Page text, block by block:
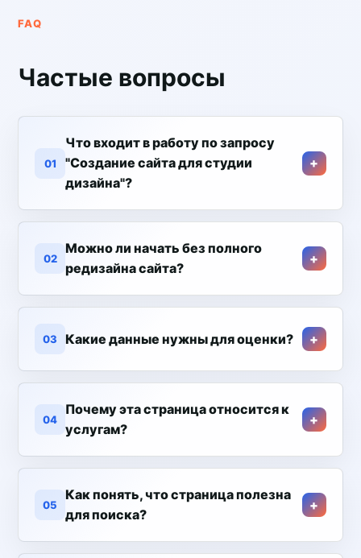
FAQ
Частые вопросы
01
Что входит в работу по запросу
"Создание сайта для студии
дизайна"?
02
Можно ли начать без полного
редизайна сайта?
03 Какие данные нужны для оценки?
04
Почему эта страница относится к
услугам?
05
Как понять, что страница полезна
для поиска?